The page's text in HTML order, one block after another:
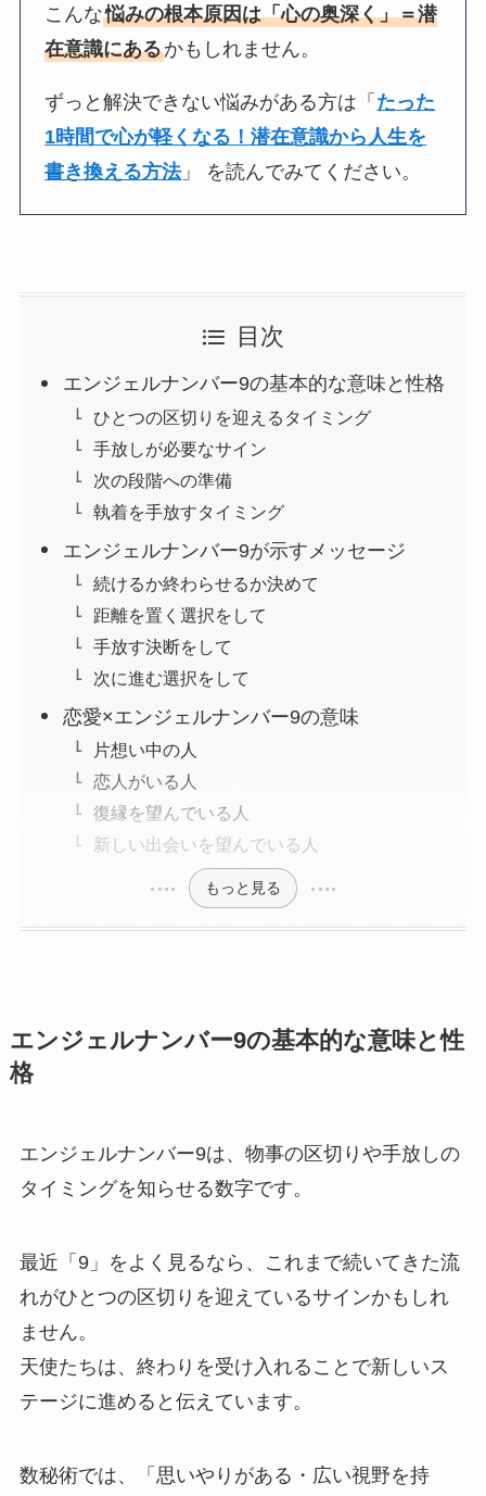
こんな悩みの根本原因は「心の奥深く」＝潜
在意識にあるかもしれません。
ずっと解決できない悩みがある方は「 たった
1時間で心が軽くなる！潜在意識から人生を
書き換える方法」 を読んでみてください。
目次
エンジェルナンバー9の基本的な意味と性格
ひとつの区切りを迎えるタイミング
手放しが必要なサイン
次の段階への準備
執着を手放すタイミング
エンジェルナンバー9が示すメッセージ
続けるか終わらせるか決めて
距離を置く選択をして
手放す決断をして
次に進む選択をして
恋愛×エンジェルナンバー9の意味
片想い中の人
恋人がいる人
復縁を望んでいる人
新しい出会いを望んでいる人
もっと見る
エンジェルナンバー9の基本的な意味と性
格
エンジェルナンバー9は、物事の区切りや手放しの
タイミングを知らせる数字です。
最近「9」をよく見るなら、これまで続いてきた流
れがひとつの区切りを迎えているサインかもしれ
ません。
天使たちは、終わりを受け入れることで新しいス
テージに進めると伝えています。
数秘術では、「思いやりがある・広い視野を持